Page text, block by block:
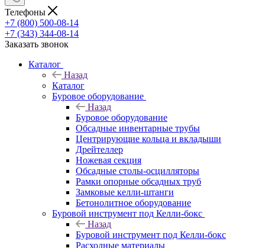
Телефоны
+7 (800) 500-08-14
+7 (343) 344-08-14
Заказать звонок
Каталог
Назад
Каталог
Буровое оборудование
Назад
Буровое оборудование
Обсадные инвентарные трубы
Центрирующие кольца и вкладыши
Дрейтеллер
Ножевая секция
Обсадные столы-осцилляторы
Рамки опорные обсадных труб
Замковые келли-штанги
Бетонолитное оборудование
Буровой инструмент под Келли-бокс
Назад
Буровой инструмент под Келли-бокс
Расходные материалы